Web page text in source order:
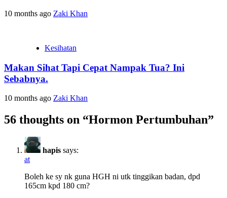
10 months ago Zaki Khan
Kesihatan
Makan Sihat Tapi Cepat Nampak Tua? Ini
Sebabnya.
10 months ago Zaki Khan
56 thoughts on “Hormon Pertumbuhan”
hapis says:
at
Boleh ke sy nk guna HGH ni utk tinggikan badan, dpd
165cm kpd 180 cm?